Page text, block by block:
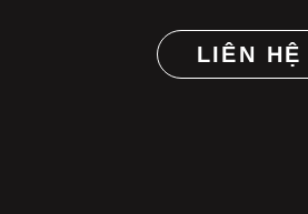
LIÊN HỆ